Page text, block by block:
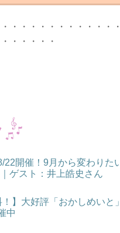
・・・・・・・・・・・
・・・・・
22開催！9月から変わりた
ゲスト：井上皓史さん
！】大好評「おかしめい
中